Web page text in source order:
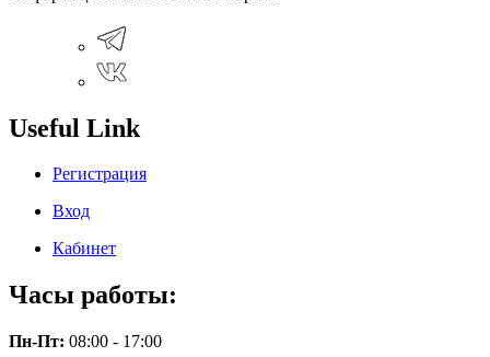
Useful Link
Регистрация
Вход
Кабинет
Часы работы:
Пн-Пт: 08:00 - 17:00